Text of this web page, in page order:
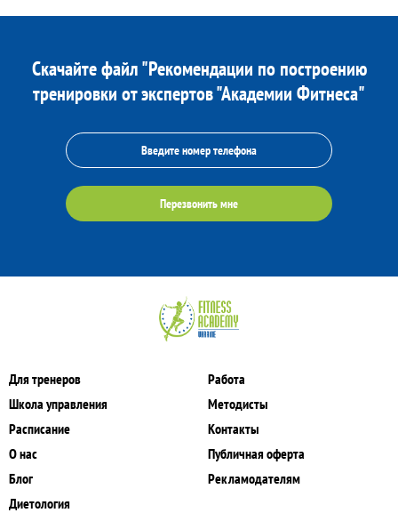
Скачайте файл "Рекомендации по построению
тренировки от экспертов "Академии Фитнеса"
Перезвонить мне
Для тренеров
Школа управления
Расписание
О нас
Блог
Диетология
Работа
Методисты
Контакты
Публичная оферта
Рекламодателям